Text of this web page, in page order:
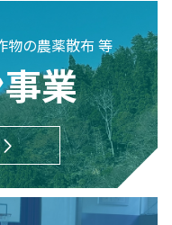
物の農薬散布 等
業